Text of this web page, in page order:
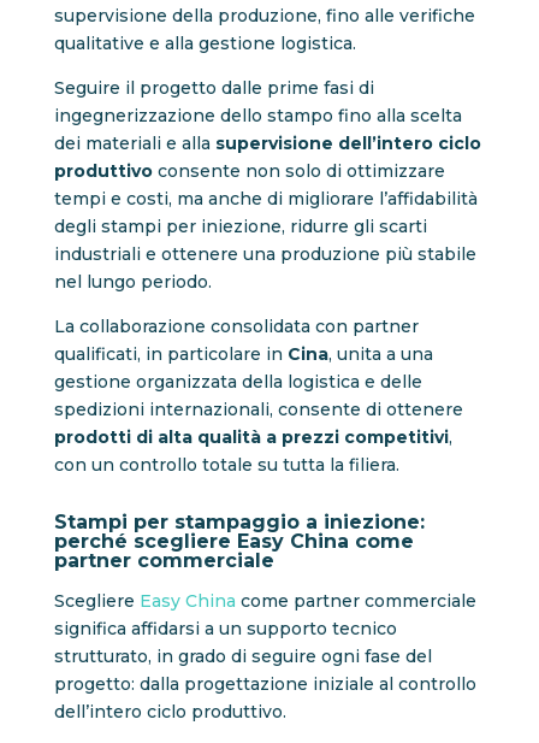
supervisione della produzione, fino alle verifiche
qualitative e alla gestione logistica.
Seguire il progetto dalle prime fasi di
ingegnerizzazione dello stampo fino alla scelta
dei materiali e alla supervisione dell’intero ciclo
produttivoconsente non solo di ottimizzare
tempi e costi, ma anche di migliorare l’affidabilità
degli stampi per iniezione, ridurre gli scarti
industriali e ottenere una produzione più stabile
nel lungo periodo.
La collaborazione consolidata con partner
qualificati, in particolare in Cina, unita a una
gestione organizzata della logistica e delle
spedizioni internazionali, consente di ottenere
prodotti di alta qualità a prezzi competitivi,
con un controllo totale su tutta la filiera.
Stampi per stampaggio a iniezione:
perché scegliere Easy China come
partner commerciale
Scegliere Easy China come partner commerciale
significa affidarsi a un supporto tecnico
strutturato, in grado di seguire ogni fase del
progetto: dalla progettazione iniziale al controllo
dell’intero ciclo produttivo.